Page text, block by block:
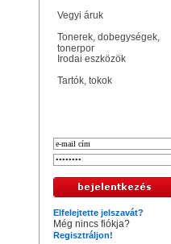
Vegyi áruk
Tonerek, dobegységek,
tonerpor
Irodai eszközök
Tartók, tokok
Elfelejtette jelszavát?
Még nincs fiókja?
Regisztráljon!